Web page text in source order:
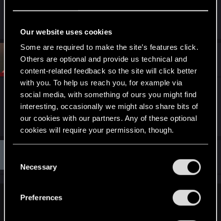
Our website uses cookies
Some are required to make the site’s features click.
Others are optional and provide us technical and
content-related feedback so the site will click better
with you. To help us reach you, for example via
social media, with something of ours you might find
interesting, occasionally we might also share bits of
our cookies with our partners. Any of these optional
cookies will require your permission, though.
and tweak your preferences regarding them in the
Necessary
Preferences
e
a
c
i
o
s
:
Merrri CD PROJEKT RED
Oct 20, 2025
Toda una leyenda de Night City!
R
a
c
o
RoxyUwU
Oct 20, 2025
Merrri said: